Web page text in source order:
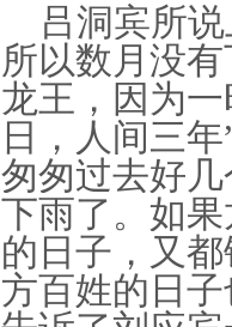
吕洞宾所
所以数月没
龙王，因为
日，人间三
匆匆过去好
下雨了。如
的日子，又
方百姓的日